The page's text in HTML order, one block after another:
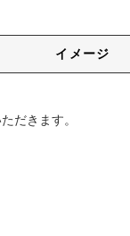
イメージ
だきます。